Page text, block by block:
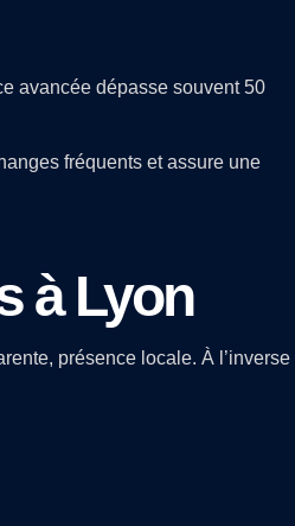
avancée dépasse souvent 50
fréquents et assure une
à Lyon
présence locale. À l’inverse